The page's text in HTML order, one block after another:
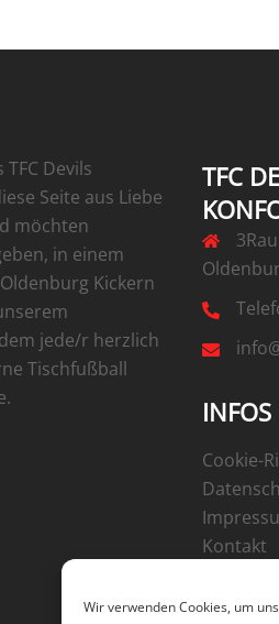
Wir verwenden Cookies, um
Devils
Seite aus Liebe
möchten
in einem
Kickern
jede/r herzlich
Tischfußball
TFC
INFOS
Cookie-
Kontakt